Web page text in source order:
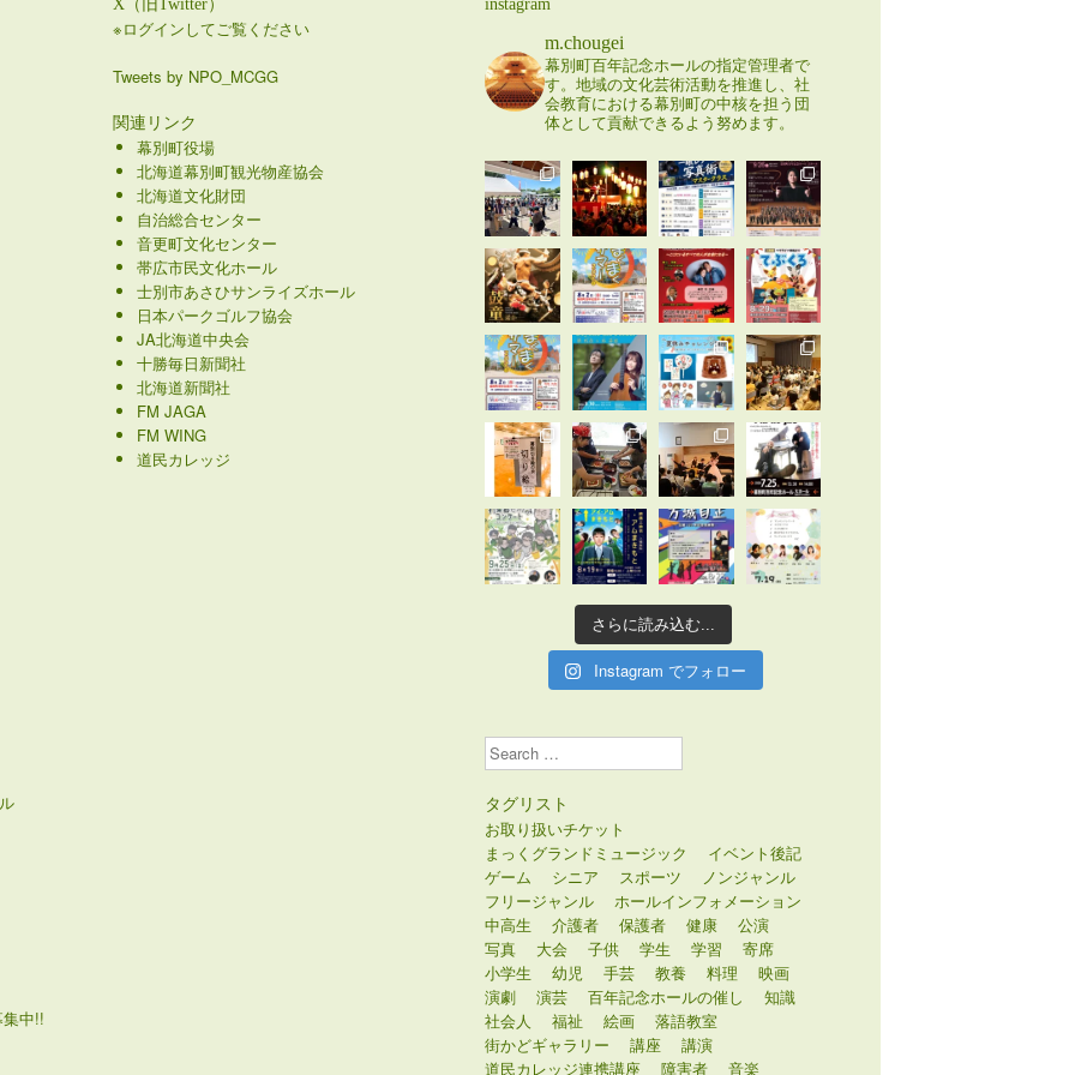
中!!
X（旧Twitter）
※ログインしてご覧ください
Tweets by NPO_MCGG
関連リンク
幕別町役場
北海道幕別町観光物産協会
北海道文化財団
自治総合センター
音更町文化センター
帯広市民文化ホール
士別市あさひサンライズホール
日本パークゴルフ協会
JA北海道中央会
十勝毎日新聞社
北海道新聞社
FM JAGA
FM WING
道民カレッジ
instagram
m.chougei
幕別町百年記念ホールの指定管理者で
す。地域の文化芸術活動を推進し、社
会教育における幕別町の中核を担う団
体として貢献できるよう努めます。
さらに読み込む...
Instagram でフォロー
Search
タグリスト
お取り扱いチケット
まっくグランドミュージック
イベント後記
ゲーム
シニア スポーツ
ノンジャンル
フリージャンル
ホールインフォメーション
中高生
介護者 保護者 健康
公演
写真
大会 子供 学生 学習
寄席
小学生
幼児 手芸 教養 料理
映画
演劇
演芸 百年記念ホールの催し
知識
社会人
福祉 絵画
落語教室
街かどギャラリー
講座
講演
道民カレッジ連携講座
障害者 音楽